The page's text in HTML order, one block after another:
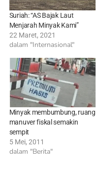
Suriah: “AS Bajak Laut
Menjarah Minyak Kami”
22 Maret, 2021
dalam "Internasional"
Minyak membumbung, ruang
manuver fiskal semakin
sempit
5 Mei, 2011
dalam "Berita"